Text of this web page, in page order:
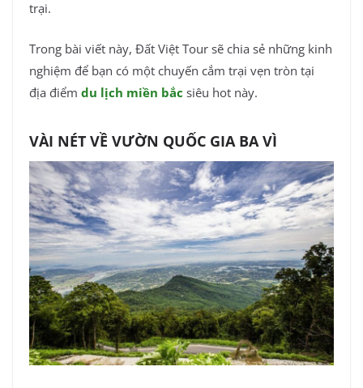
trại.
Trong bài viết này, Đất Việt Tour sẽ chia sẻ những kinh
nghiệm để bạn có một chuyến cắm trại vẹn tròn tại
địa điểm du lịch miền bắc siêu hot này.
VÀI NÉT VỀ VƯỜN QUỐC GIA BA VÌ